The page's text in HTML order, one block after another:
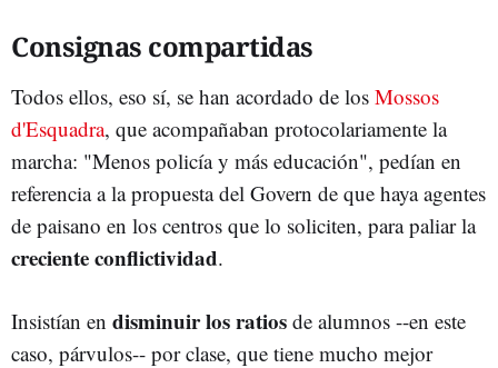
Consignas compartidas
Todos ellos, eso sí, se han acordado de los Mossos
d'Esquadra, que acompañaban protocolariamente la
marcha: "Menos policía y más educación", pedían en
referencia a la propuesta del Govern de que haya agentes
de paisano en los centros que lo soliciten, para paliar la
creciente conflictividad.
Insistían en disminuir los ratios de alumnos --en este
caso, párvulos-- por clase, que tiene mucho mejor